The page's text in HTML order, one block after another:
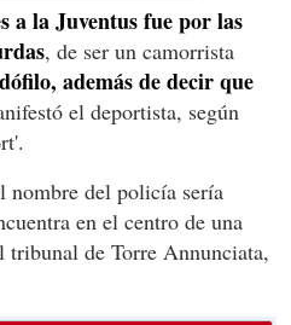
a la Juventus fue por las
, de ser un camorrista
además de decir que
el deportista, según
nombre del policía sería
en el centro de una
de Torre Annunciata,